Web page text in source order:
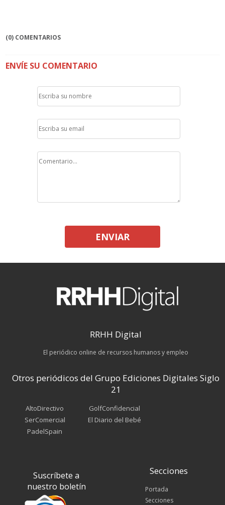
(0) COMENTARIOS
ENVÍE SU COMENTARIO
ENVIAR
RRHH Digital
El periódico online de recursos humanos y empleo
Otros periódicos del Grupo Ediciones Digitales Siglo
21
AltoDirectivo
SerComercial
PadelSpain
GolfConfidencial
El Diario del Bebé
Suscríbete a
nuestro boletín
Secciones
Portada
Secciones